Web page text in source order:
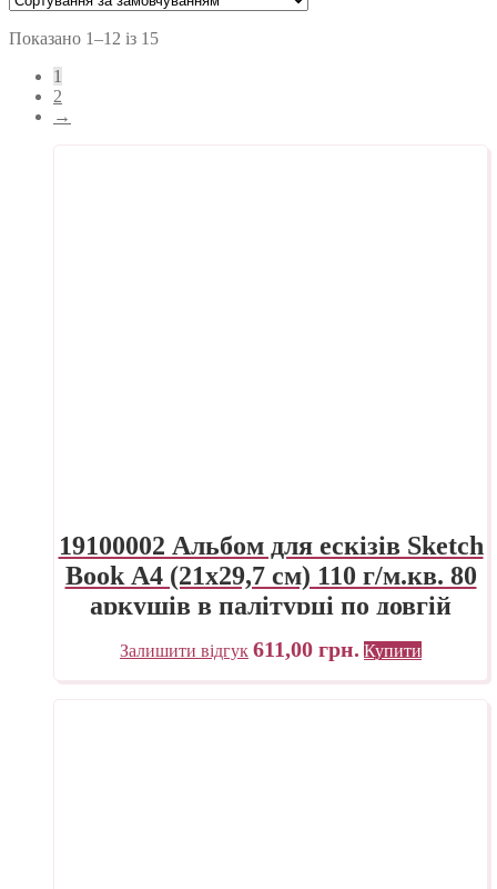
Показано 1–12 із 15
1
2
→
19100002 Альбом для ескізів Sketch
Book А4 (21х29,7 см) 110 г/м.кв. 80
аркушів в палітурці по довгій
стороні Fabriano Італія
Залишити відгук 611,00 грн. Купити